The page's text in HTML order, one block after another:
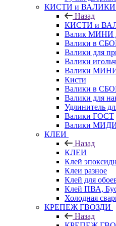
КИСТИ и ВАЛИКИ
Назад
КИСТИ и
Валик МИНИ
Валики в
Валики для
Валики
Валики
Кисти
Валики в
Валики для
Удлинитель
Валики ГОСТ
Валики
КЛЕИ
Назад
КЛЕИ
Клей
Клеи разное
Клей для
Клей ПВА,
Холодная
КРЕПЕЖ ГВОЗДИ
Назад